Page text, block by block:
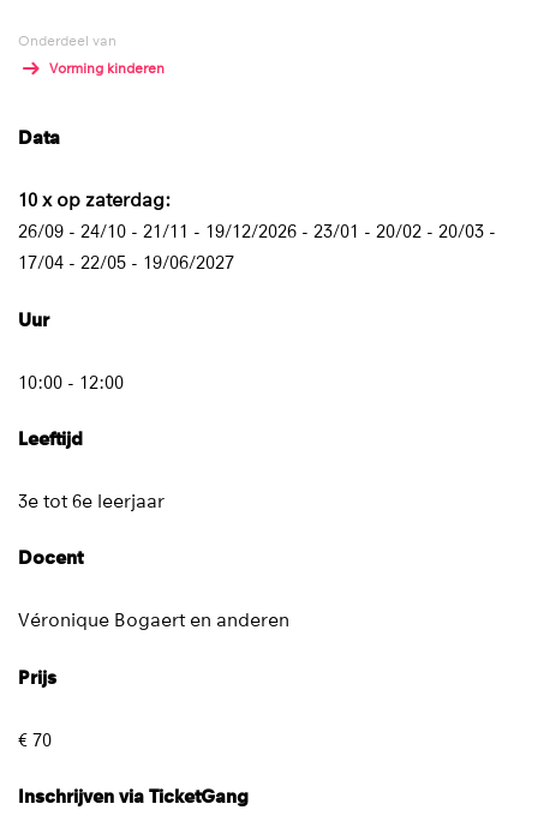
Onderdeel van
Vorming kinderen
Data
10 x op zaterdag:
26/09 - 24/10 - 21/11 - 19/12/2026 - 23/01 - 20/02 - 20/03 -
17/04 - 22/05 - 19/06/2027
Uur
10:00 - 12:00
Leeftijd
3e tot 6e leerjaar
Docent
Véronique Bogaert en anderen
Prijs
€ 70
Inschrijven via TicketGang